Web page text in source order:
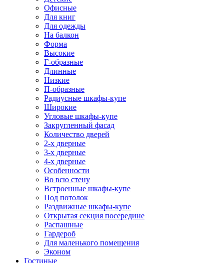
Офисные
Для книг
Для одежды
На балкон
Форма
Высокие
Г-образные
Длинные
Низкие
П-образные
Радиусные шкафы-купе
Широкие
Угловые шкафы-купе
Закругленный фасад
Количество дверей
2-х дверные
3-х дверные
4-х дверные
Особенности
Во всю стену
Встроенные шкафы-купе
Под потолок
Раздвижные шкафы-купе
Открытая секция посередине
Распашные
Гардероб
Для маленького помещения
Эконом
Гостиные